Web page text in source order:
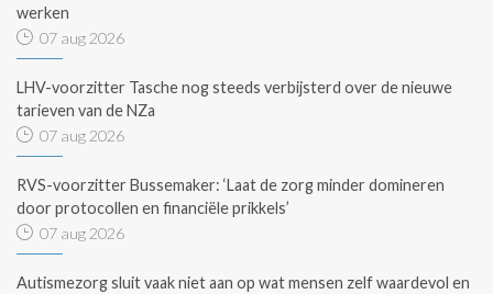
werken
07 aug 2026
LHV-voorzitter Tasche nog steeds verbijsterd over de nieuwe
tarieven van de NZa
07 aug 2026
RVS-voorzitter Bussemaker: ‘Laat de zorg minder domineren
door protocollen en financiële prikkels’
07 aug 2026
Autismezorg sluit vaak niet aan op wat mensen zelf waardevol en